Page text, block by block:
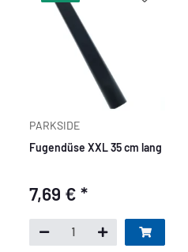
PARKSIDE
Fugendüse XXL 35 cm lang
7,69 €*